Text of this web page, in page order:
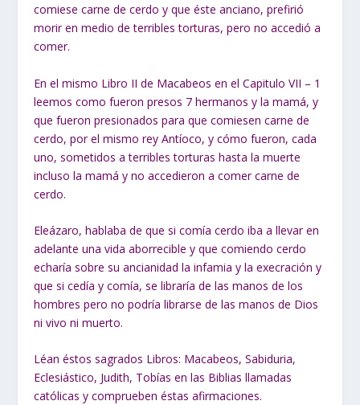
comiese carne de cerdo y que éste anciano, prefirió
morir en medio de terribles torturas, pero no accedió a
comer.
En el mismo Libro II de Macabeos en el Capitulo VII – 1
leemos como fueron presos 7 hermanos y la mamá, y
que fueron presionados para que comiesen carne de
cerdo, por el mismo rey Antíoco, y cómo fueron, cada
uno, sometidos a terribles torturas hasta la muerte
incluso la mamá y no accedieron a comer carne de
cerdo.
Eleázaro, hablaba de que si comía cerdo iba a llevar en
adelanteuna vida aborrecible y que comiendo cerdo
echaría sobre su ancianidad la infamia y la execración y
que si cedía y comía, se libraría de las manos de los
hombres pero no podría librarse de las manos de Dios
ni vivo ni muerto.
Léan éstos sagrados Libros: Macabeos, Sabiduria,
Eclesiástico, Judith, Tobías en las Biblias llamadas
católicas y comprueben éstas afirmaciones.